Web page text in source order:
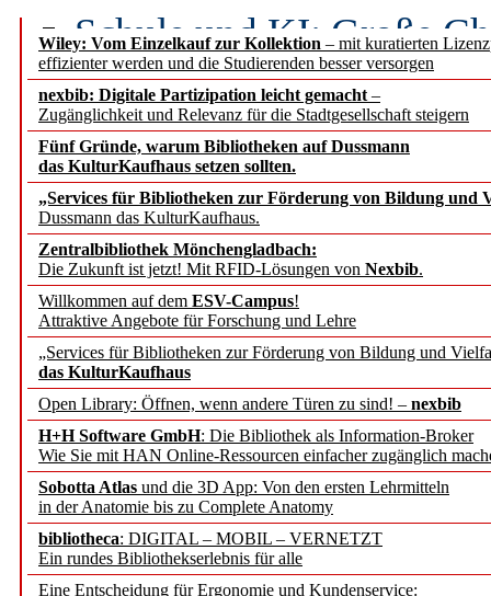
Wiley: Vom Einzelkauf zur Kollektion – mit kuratierten
effizienter werden und die Studierenden besser versorgen
nexbib: Digitale Partizipation leicht gemacht –
Zugänglichkeit und Relevanz für die Stadtgesellschaft steigern
Fünf Gründe, warum Bibliotheken auf Dussmann
das KulturKaufhaus setzen sollten.
„Services für Bibliotheken zur Förderung von Bildung und
Dussmann das KulturKaufhaus.
Zentralbibliothek Mönchengladbach:
Die Zukunft ist jetzt! Mit RFID-Lösungen von Nexbib.
Willkommen auf dem ESV-Campus!
Attraktive Angebote für Forschung und Lehre
„Services für Bibliotheken zur Förderung von Bildung und
das KulturKaufhaus
Open Library: Öffnen, wenn andere Türen zu sind! – nexbib
H+H Software GmbH: Die Bibliothek als Information-Broker
Wie Sie mit HAN Online-Ressourcen einfacher zugänglich
Sobotta Atlas und die 3D App: Von den ersten Lehrmitteln
in der Anatomie bis zu Complete Anatomy
bibliotheca: DIGITAL – MOBIL – VERNETZT
Ein rundes Bibliothekserlebnis für alle
Eine Entscheidung für Ergonomie und Kundenservice:
Schule und KI: Große
Voraussetzungen
Erfolgreiches erstes
Segment Research –
angepasst
konstruktiv!
Mohr Siebeck
und die Zeitschrift für
Francke Attempto
EBSCO Information
Recherchefunktionen in